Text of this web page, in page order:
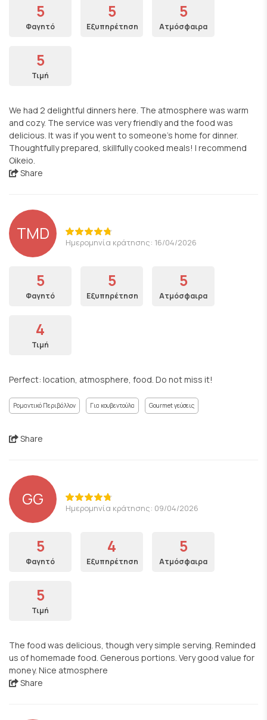
5
Φαγητό
5
Εξυπηρέτηση
5
Ατμόσφαιρα
5
Τιμή
We had 2 delightful dinners here. The atmosphere was warm
and cozy. The service was very friendly and the food was
delicious. It was if you went to someone’s home for dinner.
Thoughtfully prepared, skillfully cooked meals! I recommend
Oikeio.
Share
TMD Ημερομηνία κράτησης: 16/04/2026
5
Φαγητό
5
Εξυπηρέτηση
5
Ατμόσφαιρα
4
Τιμή
Perfect: location, atmosphere, food. Do not miss it!
Ρομαντικό Περιβάλλον Για κουβεντούλα Gourmet γεύσεις
Share
GG Ημερομηνία κράτησης: 09/04/2026
5
Φαγητό
4
Εξυπηρέτηση
5
Ατμόσφαιρα
5
Τιμή
The food was delicious, though very simple serving. Reminded
us of homemade food. Generous portions. Very good value for
money. Nice atmosphere
Share